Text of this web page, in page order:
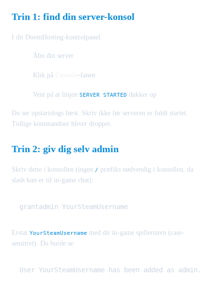
Trin 1: find din server-konsol
I dit DoomHosting-kontrolpanel:
Åbn din server
Klik på -fanen
Vent på at linjen SERVER STARTED dukker op
Du ser opstartslogs først. Skriv ikke før serveren er fuldt startet.
Tidlige kommandoer bliver droppet.
Trin 2: giv dig selv admin
Skriv dette i konsollen (ingen / præfiks nødvendig i konsollen, da
slash kun er til in-game chat):
Erstat YourSteamUsername med dit in-game spillernavn (case-
sensitivt). Du burde se: